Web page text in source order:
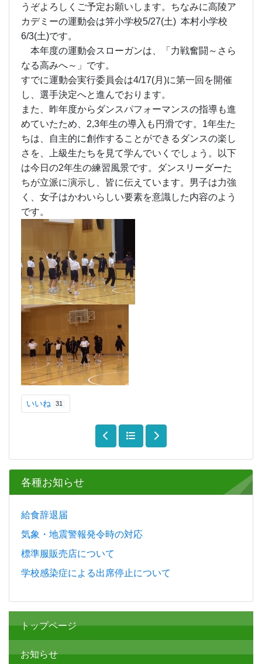
各種お知らせ
給食辞退届
気象・地震警報発令時の対応
標準服販売店について
学校感染症による出席停止について
トップページ
お知らせ
うぞよろしくご予定お願いします。ちなみに高陵ア
カデミーの運動会は笄小学校5/27(土) 本村小学校
6/3(土)です。
本年度の運動会スローガンは、「力戦奮闘～さら
なる高みへ～」です。
すでに運動会実行委員会は4/17(月)に第一回を開催
し、選手決定へと進んでおります。
また、昨年度からダンスパフォーマンスの指導も進
めていたため、2,3年生の導入も円滑です。1年生た
ちは、自主的に創作することができるダンスの楽し
さを、上級生たちを見て学んでいくでしょう。以下
は今日の2年生の練習風景です。ダンスリーダーた
ちが立派に演示し、皆に伝えています。男子は力強
く、女子はかわいらしい要素を意識した内容のよう
です。
いいね 31